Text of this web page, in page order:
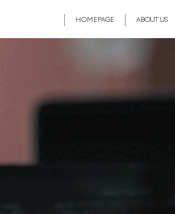
HOMEPAGE ABOUT US